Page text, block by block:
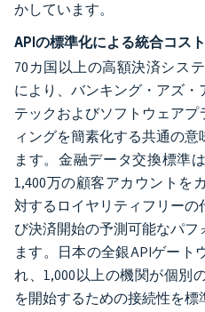
かしています。
APIの標準化による統合コス
70カ国以上の高額決済シス
により、バンキング・アズ
テックおよびソフトウェア
ィングを簡素化する共通の
ます。金融データ交換標準
1,400万の顧客アカウントを
対するロイヤリティフリーの
び決済開始の予測可能なパ
ます。日本の全銀APIゲート
れ、1,000以上の機関が個別
を開始するための接続性を